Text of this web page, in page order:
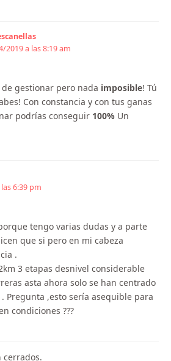
2019 a las 8:19 am
gestionar pero nada imposible! Tú
Con constancia y con tus ganas
podrías conseguir 100% Un
6:39 pm
tengo varias dudas y a parte
que si pero en mi cabeza
.
3 etapas desnivel considerable
asta ahora solo se han centrado
Pregunta ,esto sería asequible para
condiciones ???
cerrados.